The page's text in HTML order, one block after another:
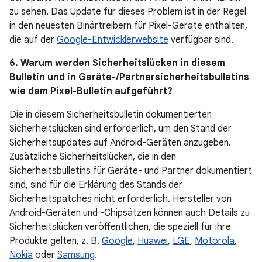
zu sehen. Das Update für dieses Problem ist in der Regel
in den neuesten Binärtreibern für Pixel-Geräte enthalten,
die auf der Google-Entwicklerwebsite verfügbar sind.
6. Warum werden Sicherheitslücken in diesem
Bulletin und in Geräte-/Partnersicherheitsbulletins
wie dem Pixel-Bulletin aufgeführt?
Die in diesem Sicherheitsbulletin dokumentierten
Sicherheitslücken sind erforderlich, um den Stand der
Sicherheitsupdates auf Android-Geräten anzugeben.
Zusätzliche Sicherheitslücken, die in den
Sicherheitsbulletins für Geräte- und Partner dokumentiert
sind, sind für die Erklärung des Stands der
Sicherheitspatches nicht erforderlich. Hersteller von
Android-Geräten und -Chipsätzen können auch Details zu
Sicherheitslücken veröffentlichen, die speziell für ihre
Produkte gelten, z. B. Google, Huawei, LGE, Motorola,
Nokia oder Samsung.